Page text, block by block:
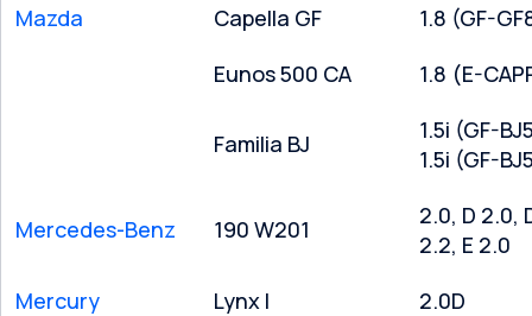
Mazda
Capella GF
1.8 (GF-
Eunos 500 CA
1.8 (E-
Familia BJ
1.5i (GF-
1.5i (GF-
Mercedes-Benz 190 W201
2.0, D 2.0,
2.2, E 2.0
Mercury
Lynx l 2.0D